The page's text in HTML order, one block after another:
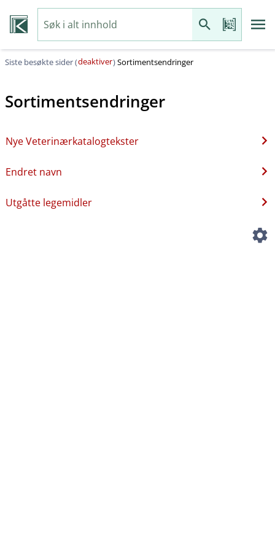
Siste besøkte sider (deaktiver)Sortimentsendringer
Sortimentsendringer
Nye Veterinærkatalogtekster
Endret navn
Utgåtte legemidler